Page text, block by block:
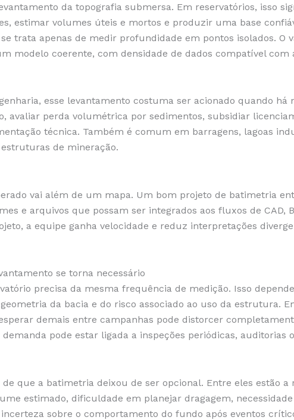
da topografia submersa. Em reservatórios, isso
estimar volumes úteis e mortos e produzir uma base
trata apenas de medir profundidade em pontos isolados.
modelo coerente, com densidade de dados compatível com
esse levantamento costuma ser acionado quando
avaliar perda volumétrica por sedimentos, subsidiar
técnica. Também é comum em barragens, lagoas
de mineração.
vai além de um mapa. Um bom projeto de batimetria
e arquivos que possam ser integrados aos fluxos de CAD,
a equipe ganha velocidade e reduz interpretações
se torna necessário
precisa da mesma frequência de medição. Isso
da bacia e do risco associado ao uso da estrutura.
demais entre campanhas pode distorcer
demanda pode estar ligada a inspeções periódicas, auditorias
de que a batimetria deixou de ser opcional. Entre eles estão
estimado, dificuldade em planejar dragagem,
sobre o comportamento do fundo após eventos